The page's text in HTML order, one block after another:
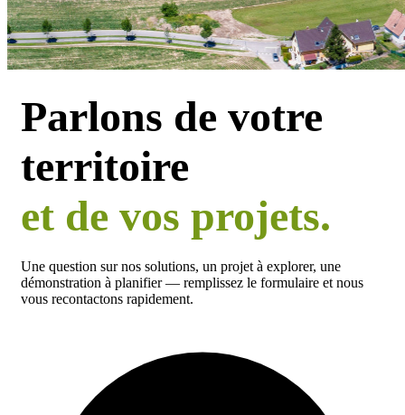
Contact : header
Parlons de votre
territoire
et de vos projets.
Une question sur nos solutions, un projet à explorer, une
démonstration à planifier — remplissez le formulaire et nous
vous recontactons rapidement.